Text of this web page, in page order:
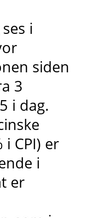
i
siden
3
i dag.
CPI) er
i
er